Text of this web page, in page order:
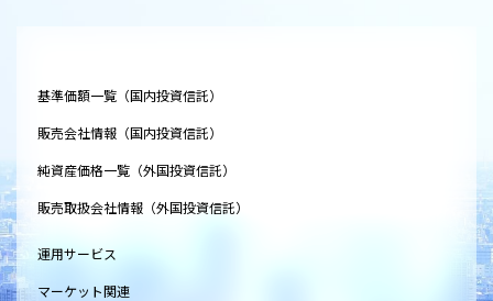
基準価額一覧（国内投資信託）
販売会社情報（国内投資信託）
純資産価格一覧（外国投資信託）
販売取扱会社情報（外国投資信託）
運用サービス
マーケット関連